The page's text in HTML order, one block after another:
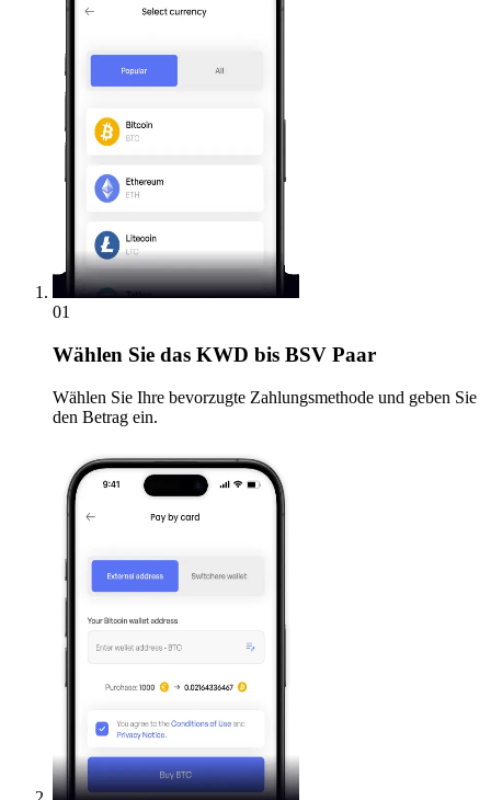
01
Wählen Sie das KWD bis BSV Paar
Wählen Sie Ihre bevorzugte Zahlungsmethode und geben Sie
den Betrag ein.